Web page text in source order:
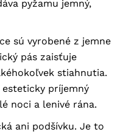
pyžamu jemný,
sú vyrobené z jemne
pás zaisťuje
stiahnutia.
esteticky príjemný
noci a lenivé rána.
ani podšívku. Je to